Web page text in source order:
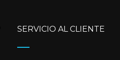
SERVICIO AL CLIENTE